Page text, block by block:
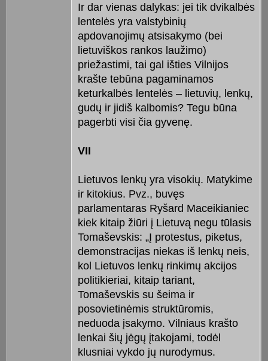
Ir dar vienas dalykas: jei tik dvikalbės
lentelės yra valstybinių
apdovanojimų atsisakymo (bei
lietuviškos rankos laužimo)
priežastimi, tai gal išties Vilnijos
krašte tebūna pagaminamos
keturkalbės lentelės – lietuvių, lenkų,
gudų ir jidiš kalbomis? Tegu būna
pagerbti visi čia gyvenę.
VII
Lietuvos lenkų yra visokių. Matykime
ir kitokius. Pvz., buvęs
parlamentaras Ryšard Maceikianiec
kiek kitaip žiūri į Lietuvą negu tūlasis
Tomaševskis: „Į protestus, piketus,
demonstracijas niekas iš lenkų neis,
kol Lietuvos lenkų rinkimų akcijos
politikieriai, kitaip tariant,
Tomaševskis su šeima ir
posovietinėmis struktūromis,
neduoda įsakymo. Vilniaus krašto
lenkai šių jėgų įtakojami, todėl
klusniai vykdo jų nurodymus.